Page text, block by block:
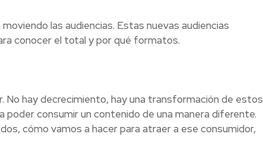
las audiencias. Estas nuevas audiencias
conocer el total y por qué formatos.
No hay decrecimiento, hay una transformación de estos
consumir un contenido de una manera diferente.
cómo vamos a hacer para atraer a ese consumidor,